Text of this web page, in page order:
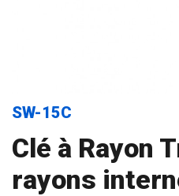
SW-15C
Clé à Rayon
rayons